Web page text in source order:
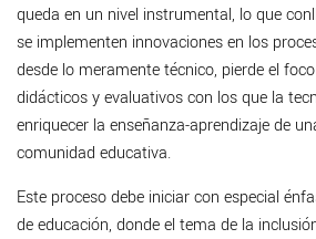
queda en un nivel instrumental, lo que
se implementen innovaciones en los
desde lo meramente técnico, pierde el
didácticos y evaluativos con los que la
enriquecer la enseñanza-aprendizaje de
comunidad educativa.
Este proceso debe iniciar con especial
de educación, donde el tema de la